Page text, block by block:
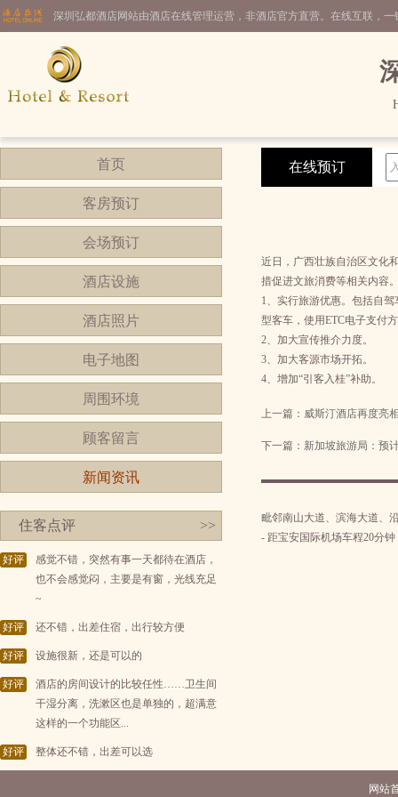
深圳弘都酒店网站由酒店在线管理运营，非酒店官方直营。在线互联，
首页
客房预订
会场预订
酒店设施
酒店照片
电子地图
周围环境
顾客留言
新闻资讯
住客点评 >>
好评
感觉不错，突然有事一天都待在酒店，
也不会感觉闷，主要是有窗，光线充足
~
好评 还不错，出差住宿，出行较方便
好评 设施很新，还是可以的
好评
酒店的房间设计的比较任性……卫生间
干湿分离，洗漱区也是单独的，超满意
这样的一个功能区...
好评 整体还不错，出差可以选
在线预订
近日，广西壮族自治区文化
措促进文旅消费等相关内容
1、实行旅游优惠。包括自
型客车，使用ETC电子支付
2、加大宣传推介力度。
3、加大客源市场开拓。
4、增加“引客入桂”补助。
上一篇： 威斯汀酒店再度亮
下一篇： 新加坡旅游局：预
毗邻南山大道、滨海大道、
- 距宝安国际机场车程20分钟
网站